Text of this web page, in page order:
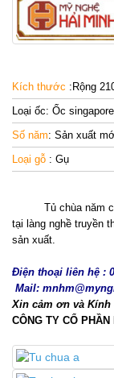
Kích thước :Rộng
Loại ốc: Ốc
Số năm: Sản xuất
Loại gỗ : Gụ
Tủ chùa năm
tại làng nghề truyền
sản xuất.
Điện thoại liên hệ :
Mail:
Xin cảm ơn và Kính
CÔNG TY CỔ PHẦN